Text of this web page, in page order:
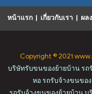
หน้าแรก| เกี่ยวกับเรา | ผล
Copyright © 2021
บริษัทรับขนของย้ายบ้าน รถ
หอ รถรับจ้างขนขอ